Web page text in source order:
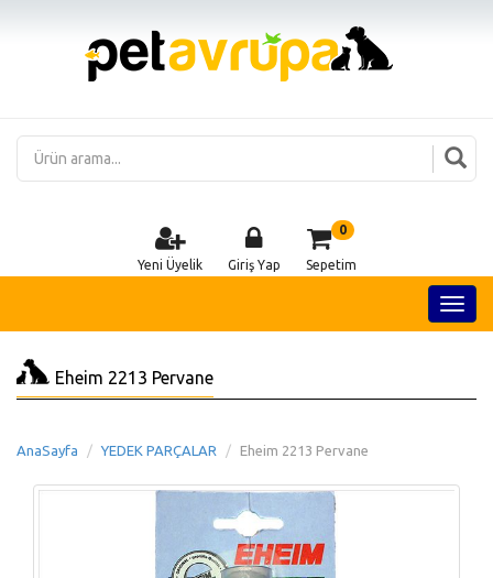
Yeni Üyelik Giriş Yap
0
Sepetim
Eheim 2213 Pervane
AnaSayfa YEDEK PARÇALAR Eheim 2213 Pervane